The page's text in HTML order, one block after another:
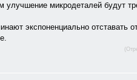
микродеталей будут
экспоненциально отставать